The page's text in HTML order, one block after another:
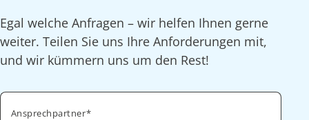
Egal welche Anfragen – wir helfen Ihnen gerne
weiter. Teilen Sie uns Ihre Anforderungen mit,
und wir kümmern uns um den Rest!
Ansprechpartner